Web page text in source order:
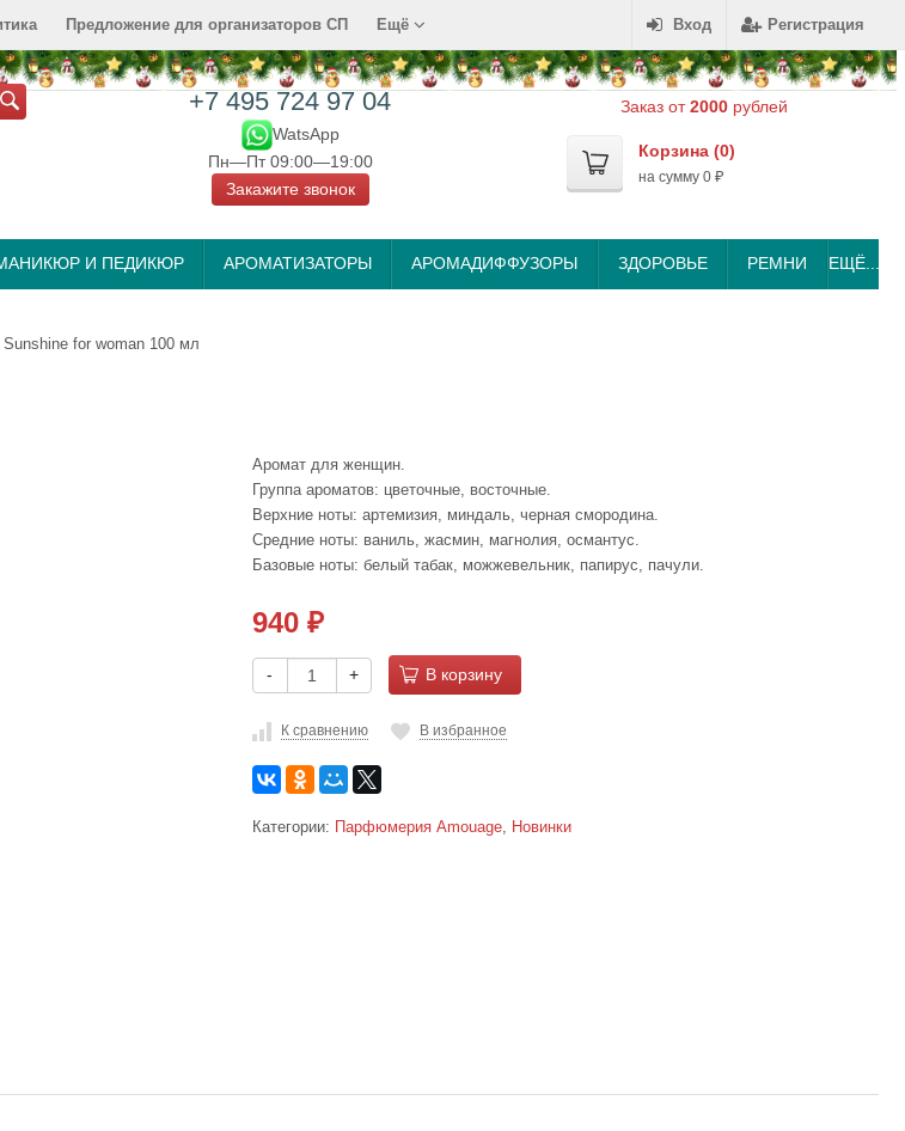
Вход Регистрация
Предложение для организаторов СП Ещё
+7 495 724 97 04
WatsApp
Пн—Пт 09:00—19:00
Закажите звонок
Заказ от2000 рублей
Корзина (0)
на сумму 0 ₽
И ПЕДИКЮР АРОМАТИЗАТОРЫ АРОМАДИФФУЗОРЫ ЗДОРОВЬЕ РЕМНИ ЕЩЁ...
Sunshine for woman 100 мл
Аромат для женщин.
Группа ароматов: цветочные, восточные.
Верхние ноты: артемизия, миндаль, черная смородина.
Средние ноты: ваниль, жасмин, магнолия, османтус.
Базовые ноты: белый табак, можжевельник, папирус, пачули.
940 ₽
- + В корзину
К сравнению В избранное
Категории: Парфюмерия Amouage, Новинки